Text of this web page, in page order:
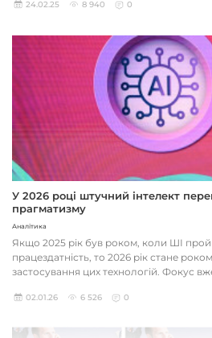
24.02.25 8 940 0
У 2026 році штучний інтелект
прагматизму
Аналітика
Якщо 2025 рік був роком, коли ШІ
працездатність, то 2026 рік стане
застосування цих технологій. Фокус
02.01.26 6 526 0